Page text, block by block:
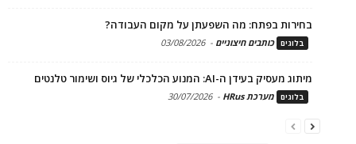
בחירות בפתח: מה השפעתן על מקום העבודה?
בלוגים כותבים חיצוניים -
03/08/2026
מיתוג מעסיק בעידן ה-AI: המנוע הכלכלי של גיוס ושימור טלנטים
בלוגים מערכת HRus -
30/07/2026